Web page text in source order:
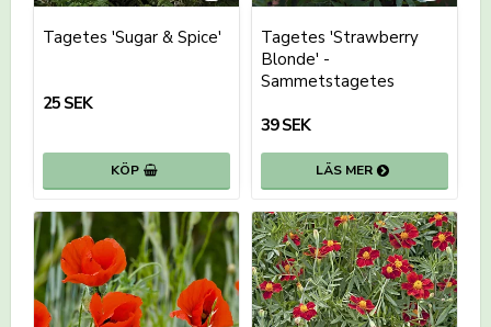
Lägg till i favoritlistan
Lägg till i favoritlistan
Tagetes 'Sugar & Spice'
25 SEK
KÖP
Tagetes 'Strawberry
Blonde' -
Sammetstagetes
39 SEK
LÄS MER